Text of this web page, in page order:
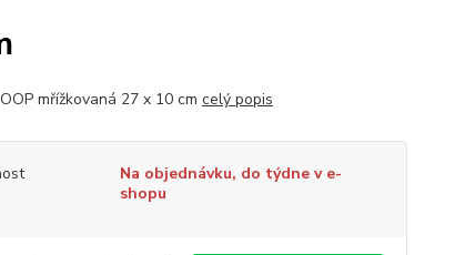
mřížkovaná 27 x 10 cm celý popis
Na objednávku, do týdne v e-
shopu